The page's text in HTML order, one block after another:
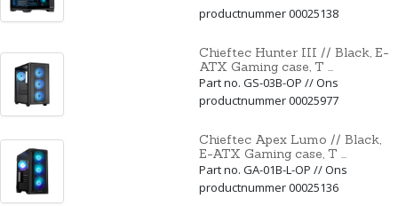
productnummer 00025138
Chieftec Hunter III // Black, E-
ATX Gaming case, T ...
Part no. GS-03B-OP // Ons
productnummer 00025977
Chieftec Apex Lumo // Black,
E-ATX Gaming case, T ...
Part no. GA-01B-L-OP // Ons
productnummer 00025136